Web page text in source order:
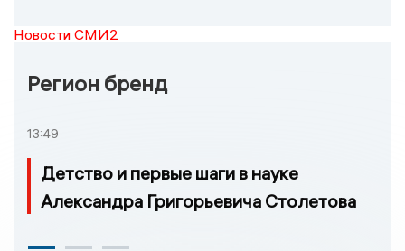
Новости СМИ2
Регион бренд
13:49
Детство и первые шаги в науке
Александра Григорьевича Столетова